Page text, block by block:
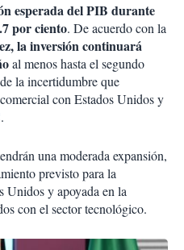
esperada del PIB durante
por ciento. De acuerdo con la
la inversión continuará
al menos hasta el segundo
la incertidumbre que
con Estados Unidos y
.
una moderada expansión,
previsto para la
Unidos y apoyada en la
con el sector tecnológico.